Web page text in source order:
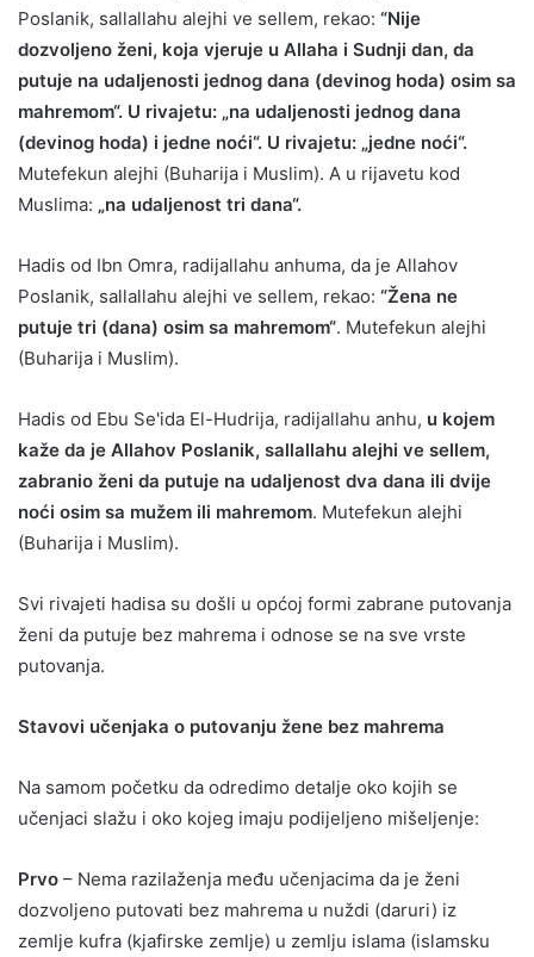
Poslanik, sallallahu alejhi ve sellem, rekao: “Nije
dozvoljeno ženi, koja vjeruje u Allaha i Sudnji dan, da
putuje na udaljenosti jednog dana (devinog hoda) osim sa
mahremom“. U rivajetu: „na udaljenosti jednog dana
(devinog hoda) i jedne noći“. U rivajetu: „jedne noći“.
Mutefekun alejhi (Buharija i Muslim). A u rijavetu kod
Muslima: „na udaljenost tri dana“.
Hadis od Ibn Omra, radijallahu anhuma, da je Allahov
Poslanik, sallallahu alejhi ve sellem, rekao: “Žena ne
putuje tri (dana) osim sa mahremom“. Mutefekun alejhi
(Buharija i Muslim).
Hadis od Ebu Se'ida El-Hudrija, radijallahu anhu, u kojem
kaže da je Allahov Poslanik, sallallahu alejhi ve sellem,
zabranio ženi da putuje na udaljenost dva dana ili dvije
noći osim sa mužem ili mahremom. Mutefekun alejhi
(Buharija i Muslim).
Svi rivajeti hadisa su došli u općoj formi zabrane putovanja
ženi da putuje bez mahrema i odnose se na sve vrste
putovanja.
Stavovi učenjaka o putovanju žene bez mahrema
Na samom početku da odredimo detalje oko kojih se
učenjaci slažu i oko kojeg imaju podijeljeno mišeljenje:
Prvo – Nema razilaženja među učenjacima da je ženi
dozvoljeno putovati bez mahrema u nuždi (daruri) iz
zemlje kufra (kjafirske zemlje) u zemlju islama (islamsku